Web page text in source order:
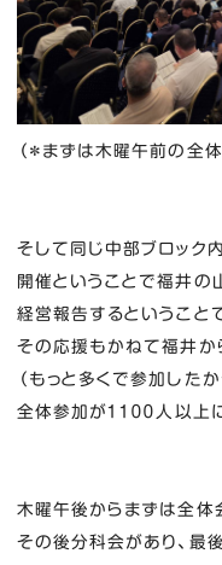
（＊まずは木曜午前の全
そして同じ中部ブロック
開催ということで福井の
経営報告するということ
その応援もかねて福井か
（もっと多くで参加した
全体参加が１１００人以上
木曜午後からまずは全体
その後分科会があり、最